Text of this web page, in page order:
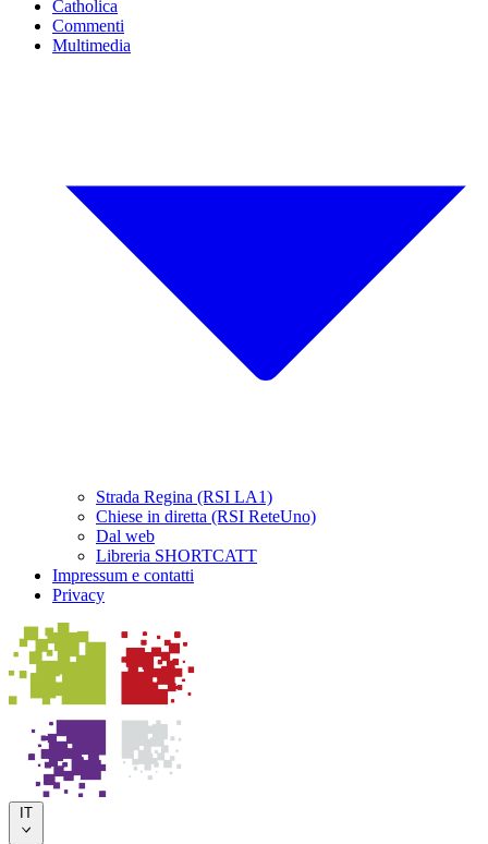
Catholica
Commenti
Multimedia
Strada Regina (RSI LA1)
Chiese in diretta (RSI ReteUno)
Dal web
Libreria SHORTCATT
Impressum e contatti
Privacy
IT